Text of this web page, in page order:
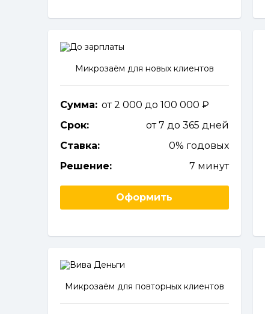
Микрозаём для новых клиентов
Сумма: от 2 000 до 100 000
Срок:
от 7 до 365 дней
Ставка:
0% годовых
Решение:
7 минут
Оформить
Микрозаём для повторных клиентов